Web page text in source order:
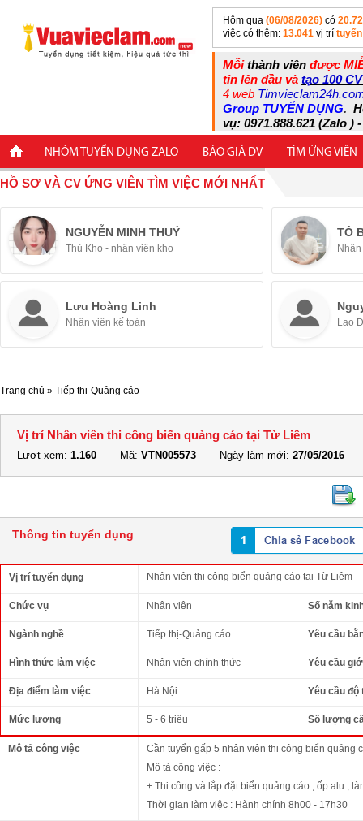
Hôm qua (06/08/2026) có
việc có thêm: 13.041 vị trí
Mỗithành viên được
tin lên đầu và tạo 100
4 web
Group TUYỂN DỤNG.
vụ: 0971.888.621 (Zalo )
NHÓM TUYỂN DỤNG ZALO BÁO GIÁ DV TÌM ỨNG VIÊN
HỒ SƠ VÀ CV ỨNG VIÊN TÌM VIỆC MỚI NHẤT
NGUYỄN MINH THUÝ
Thủ Kho - nhân viên kho
TÔ
Lưu Hoàng Linh
Nhân viên kế toán Lao
Trang chủ » Tiếp thị-Quảng cáo
Vị trí Nhân viên thi công biển quảng cáo tại Từ Liêm
Lượt xem: 1.160 Mã: VTN005573 Ngày làm mới: 27/05/2016
Thông tin tuyển dụng
Vị trí tuyển dụng Nhân viên thi công biển quảng cáo tại Từ Liêm
Chức vụ Nhân viên Số năm
Ngành nghề Tiếp thị-Quảng cáo Yêu cầu
Hình thức làm việc Nhân viên chính thức Yêu cầu
Địa điểm làm việc Hà Nội Yêu cầu độ
Mức lương 5 - 6 triệu Số lượng
Mô tả công việc
Cần tuyển gấp 5 nhân viên thi công biển quảng
Mô tả công việc :
+ Thi công và lắp đặt biển quảng cáo , ốp alu ,
Thời gian làm việc : Hành chính 8h00 - 17h30